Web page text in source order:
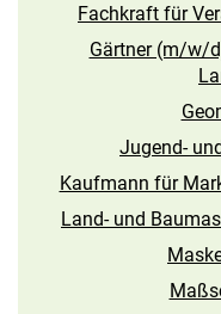
Fachkraft für
Gärtner (m/w/
Jugend-
Kaufmann für
Land- und